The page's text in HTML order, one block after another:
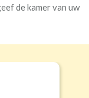
de kamer van uw